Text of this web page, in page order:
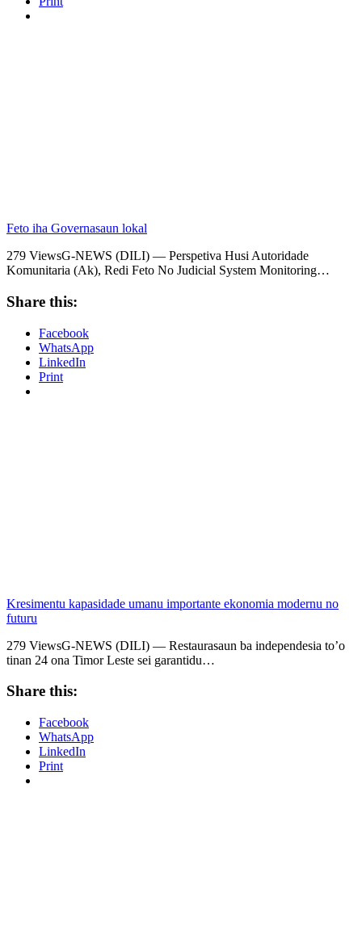
Feto iha Governasaun lokal
279 ViewsG-NEWS (DILI) — Perspetiva Husi Autoridade
Komunitaria (Ak), Redi Feto No Judicial System Monitoring…
Share this:
Facebook
WhatsApp
LinkedIn
Print
Kresimentu kapasidade umanu importante ekonomia modernu no
futuru
279 ViewsG-NEWS (DILI) — Restaurasaun ba independesia to’o
tinan 24 ona Timor Leste sei garantidu…
Share this:
Facebook
WhatsApp
LinkedIn
Print